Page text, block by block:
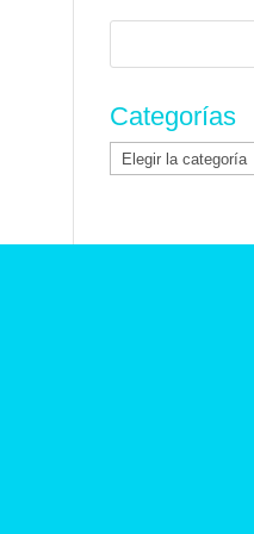
Buscar:
Categorías
Categorías